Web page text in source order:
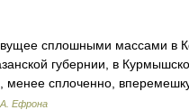
сплошными массами в
губернии, в
менее сплоченно,
Ефрона